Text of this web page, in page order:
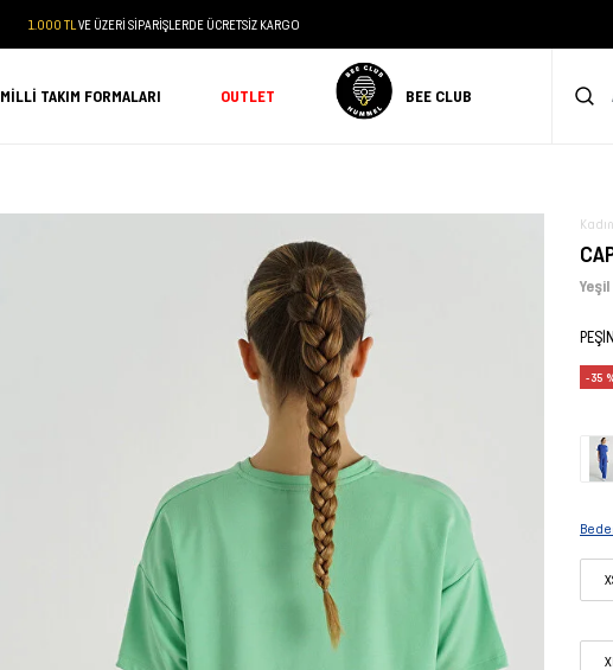
1.000 TL VE ÜZERİ SİPARİŞLERDE ÜCRETSİZ KARGO
MILLI TAKIM FORMALARI OUTLET BEE CLUB
Kadın
-35
XL